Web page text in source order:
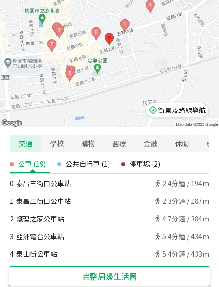
街景及路線導航
交通 學校 購物 醫療 金融 休閒 寵
公車 (19) 公共自行車 (1) 停車場 (2)
0 泰昌三街口公車站 2.4分鐘 / 194m
1 泰昌二街口公車站 2.3分鐘 / 187m
2 護理之家公車站 4.7分鐘 / 384m
3 亞洲電台公車站 5.4分鐘 /434m
4 泰山街公車站 5.4分鐘 /433m
完整周邊生活圈